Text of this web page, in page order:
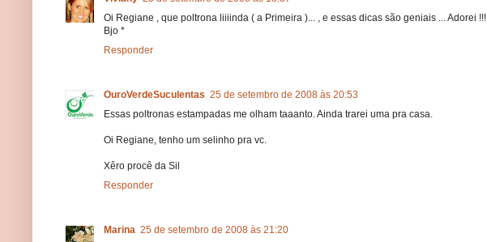
Oi Regiane , que poltrona liiiinda ( a Primeira )... , e essas dicas são geniais ... Adorei !!!
Bjo *
Responder
OuroVerdeSuculentas 25 de setembro de 2008 às 20:53
Essas poltronas estampadas me olham taaanto. Ainda trarei uma pra casa.
Oi Regiane, tenho um selinho pra vc.
Xêro procê da Sil
Responder
Marina 25 de setembro de 2008 às 21:20